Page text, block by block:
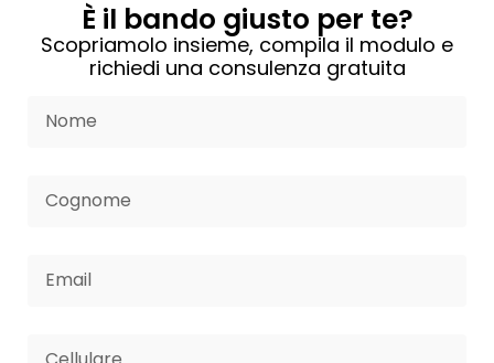
È il bando giusto per te?
Scopriamolo insieme, compila il modulo e
richiedi una consulenza gratuita